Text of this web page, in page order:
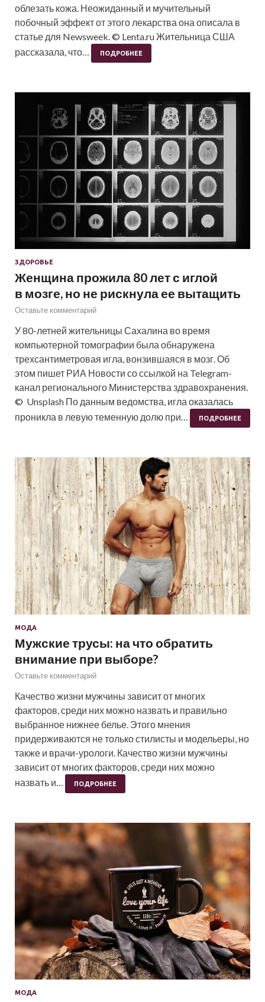
облезать кожа. Неожиданный и мучительный
побочный эффект от этого лекарства она описала в
статье для Newsweek. © Lenta.ru Жительница США
рассказала, что…
ПОДРОБНЕЕ
ЗДОРОВЬЕ
Женщина прожила 80 лет с иглой
в мозге, но не рискнула ее вытащить
Оставьте комментарий
У 80-летней жительницы Сахалина во время
компьютерной томографии была обнаружена
трехсантиметровая игла, вонзившаяся в мозг. Об
этом пишет РИА Новости со ссылкой на Telegram-
канал регионального Министерства здравохранения.
© Unsplash По данным ведомства, игла оказалась
проникла в левую теменную долю при…
ПОДРОБНЕЕ
МОДА
Мужские трусы: на что обратить
внимание при выборе?
Оставьте комментарий
Качество жизни мужчины зависит от многих
факторов, среди них можно назвать и правильно
выбранное нижнее белье. Этого мнения
придерживаются не только стилисты и модельеры, но
также и врачи-урологи. Качество жизни мужчины
зависит от многих факторов, среди них можно
назвать и…
ПОДРОБНЕЕ
МОДА